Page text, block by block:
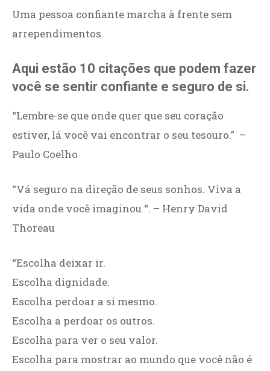
Uma pessoa confiante marcha à frente sem
arrependimentos.
Aqui estão 10 citações que podem fazer
você se sentir confiante e seguro de si.
“Lembre-se que onde quer que seu coração
estiver, lá você vai encontrar o seu tesouro.” –
Paulo Coelho
“Vá seguro na direção de seus sonhos. Viva a
vida onde você imaginou “. – Henry David
Thoreau
“Escolha deixar ir.
Escolha dignidade.
Escolha perdoar a si mesmo.
Escolha a perdoar os outros.
Escolha para ver o seu valor.
Escolha para mostrar ao mundo que você não é